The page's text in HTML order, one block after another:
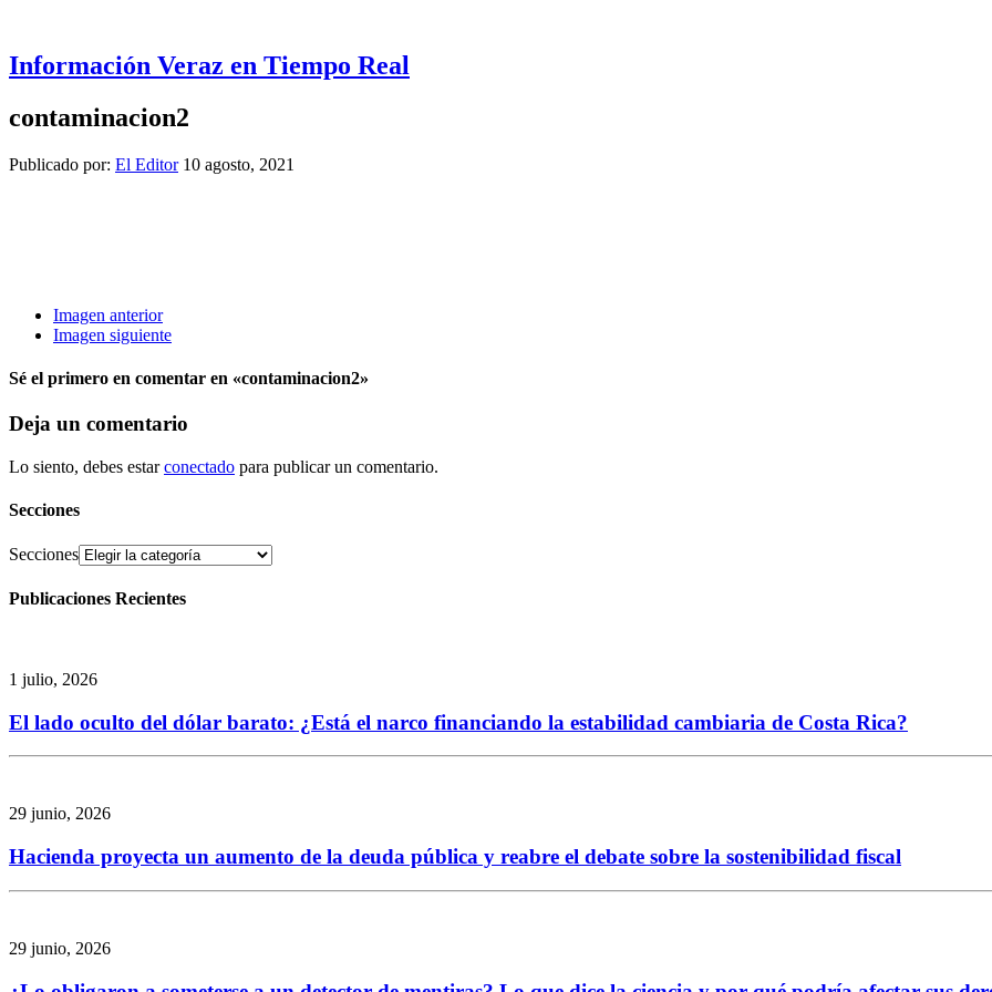
Información Veraz en Tiempo Real
contaminacion2
Publicado por: El Editor 10 agosto, 2021
Imagen anterior
Imagen siguiente
Sé el primero en comentar en «contaminacion2»
Deja un comentario
Lo siento, debes estarconectado para publicar un comentario.
Secciones
Secciones
Publicaciones Recientes
1 julio, 2026
El lado oculto del dólar barato: ¿Está el narco financiando la estabilidad cambiaria de Costa Rica?
29 junio, 2026
Hacienda proyecta un aumento de la deuda pública y reabre el debate sobre la sostenibilidad fiscal
29 junio, 2026